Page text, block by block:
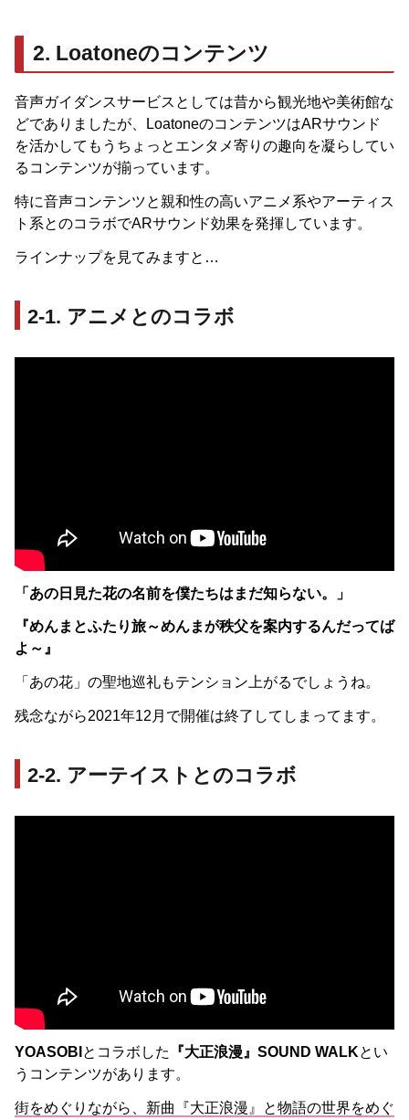
2. Loatoneのコンテンツ
音声ガイダンスサービスとしては昔から観光地や美術館な
どでありましたが、LoatoneのコンテンツはARサウンド
を活かしてもうちょっとエンタメ寄りの趣向を凝らしてい
るコンテンツが揃っています。
特に音声コンテンツと親和性の高いアニメ系やアーティス
ト系とのコラボでARサウンド効果を発揮しています。
ラインナップを見てみますと…
2-1. アニメとのコラボ
「あの日見た花の名前を僕たちはまだ知らない。」
『めんまとふたり旅～めんまが秩父を案内するんだってば
よ～』
「あの花」の聖地巡礼もテンション上がるでしょうね。
残念ながら2021年12月で開催は終了してしまってます。
2-2. アーテイストとのコラボ
YOASOBI とコラボした 『大正浪漫』SOUND WALKとい
うコンテンツがあります。
街をめぐりながら、新曲『大正浪漫』と物語の世界をめぐ